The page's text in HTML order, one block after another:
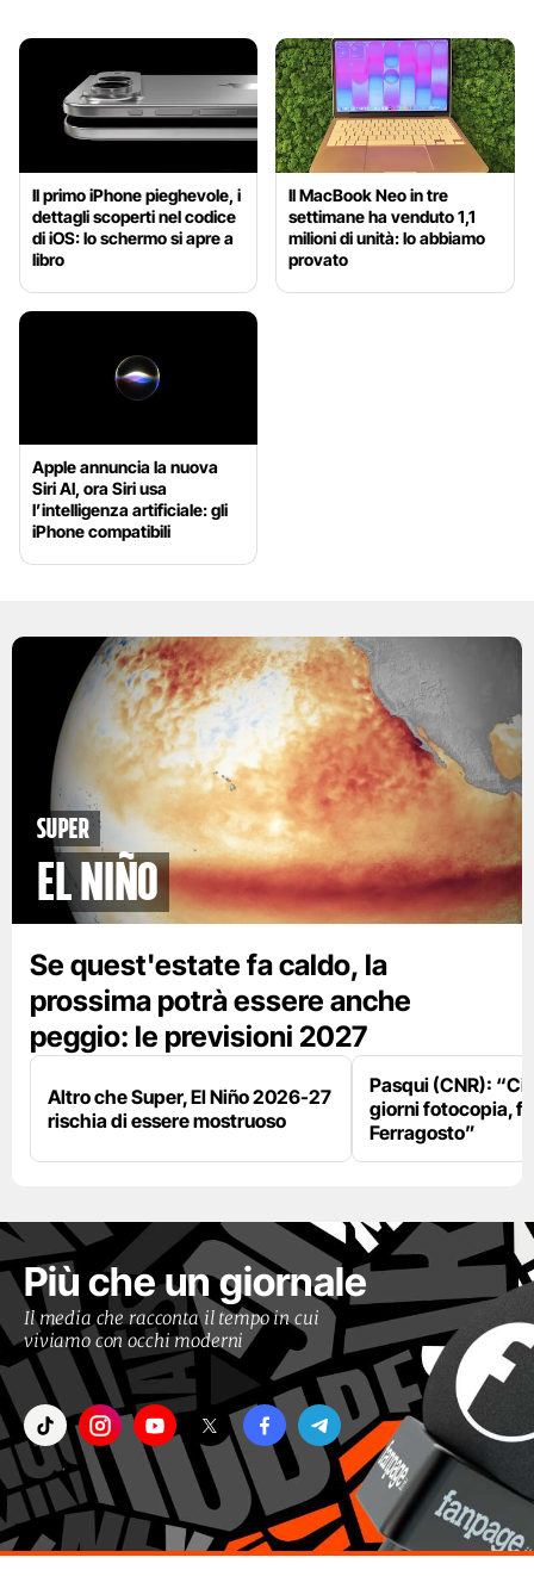
Il primo iPhone pieghevole, i
dettagli scoperti nel codice
di iOS: lo schermo si apre a
libro
Il MacBook Neo in tre
settimane ha venduto 1,1
milioni di unità: lo abbiamo
provato
Apple annuncia la nuova
Siri AI, ora Siri usa
l’intelligenza artificiale: gli
iPhone compatibili
Super
El Niño
Se quest'estate fa caldo, la
prossima potrà essere anche
peggio: le previsioni 2027
Altro che Super, El Niño 2026-27
rischia di essere mostruoso
Pasqui (CNR):
giorni fotocopia,
Ferragosto”
Più che un giornale
Il media che racconta il tempo in cui
viviamo con occhi moderni